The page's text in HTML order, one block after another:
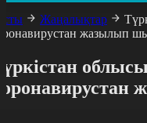
Жаңалықтар
жазылып